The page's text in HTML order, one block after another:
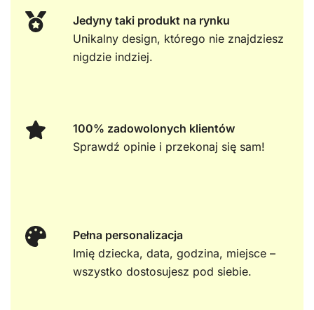
Jedyny taki produkt na rynku
Unikalny design, którego nie znajdziesz
nigdzie indziej.
100% zadowolonych klientów
Sprawdź opinie i przekonaj się sam!
Pełna personalizacja
Imię dziecka, data, godzina, miejsce –
wszystko dostosujesz pod siebie.